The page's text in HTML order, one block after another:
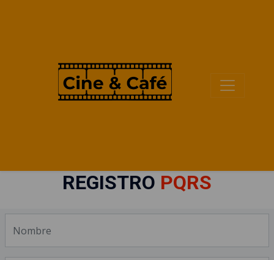
REGISTRO PQRS